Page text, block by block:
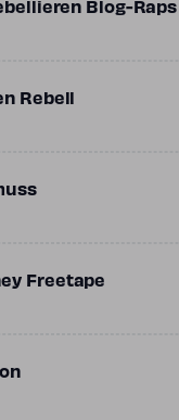
Blog-Raps
Rebell
Freetape